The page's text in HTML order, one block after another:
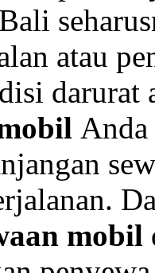
atau
darurat
Anda
mobil